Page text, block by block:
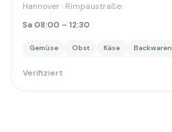
Hannover · Rimpaustraße
Sa 08:00 – 12:30
Gemüse Obst Käse Backwaren
Verifiziert